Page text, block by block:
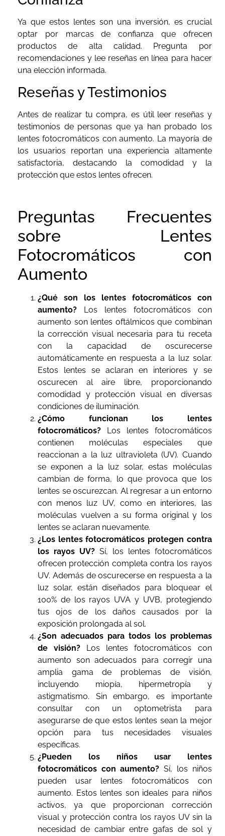
Ya que estos lentes son una inversión, es crucial
optar por marcas de confianza que ofrecen
productos de alta calidad. Pregunta por
recomendaciones y lee reseñas en línea para hacer
una elección informada.
Reseñas y Testimonios
Antes de realizar tu compra, es útil leer reseñas y
testimonios de personas que ya han probado los
lentes fotocromáticos con aumento. La mayoría de
los usuarios reportan una experiencia altamente
satisfactoria, destacando la comodidad y la
protección que estos lentes ofrecen.
Preguntas Frecuentes
sobre Lentes
Fotocromáticos con
Aumento
¿Qué son los lentes fotocromáticos con
aumento? Los lentes fotocromáticos con
aumento son lentes oftálmicos que combinan
la corrección visual necesaria para tu receta
con la capacidad de oscurecerse
automáticamente en respuesta a la luz solar.
Estos lentes se aclaran en interiores y se
oscurecen al aire libre, proporcionando
comodidad y protección visual en diversas
condiciones de iluminación.
¿Cómo funcionan los lentes
fotocromáticos? Los lentes fotocromáticos
contienen moléculas especiales que
reaccionan a la luz ultravioleta (UV). Cuando
se exponen a la luz solar, estas moléculas
cambian de forma, lo que provoca que los
lentes se oscurezcan. Al regresar a un entorno
con menos luz UV, como en interiores, las
moléculas vuelven a su forma original y los
lentes se aclaran nuevamente.
¿Los lentes fotocromáticos protegen contra
los rayos UV?Sí, los lentes fotocromáticos
ofrecen protección completa contra los rayos
UV. Además de oscurecerse en respuesta a la
luz solar, están diseñados para bloquear el
100% de los rayos UVA y UVB, protegiendo
tus ojos de los daños causados por la
exposición prolongada al sol.
¿Son adecuados para todos los problemas
de visión? Los lentes fotocromáticos con
aumento son adecuados para corregir una
amplia gama de problemas de visión,
incluyendo miopía, hipermetropía y
astigmatismo. Sin embargo, es importante
consultar con un optometrista para
asegurarse de que estos lentes sean la mejor
opción para tus necesidades visuales
específicas.
¿Pueden los niños usar lentes
fotocromáticos con aumento? Sí, los niños
pueden usar lentes fotocromáticos con
aumento. Estos lentes son ideales para niños
activos, ya que proporcionan corrección
visual y protección contra los rayos UV sin la
necesidad de cambiar entre gafas de sol y